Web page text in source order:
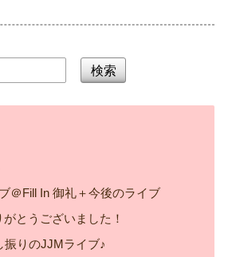
検索
＠Fill In 御礼＋今後のライブ
とうございました！
振りのJJMライブ♪